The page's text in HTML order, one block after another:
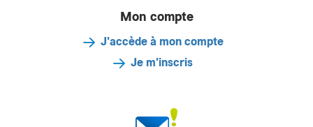
Mon compte
J'accède à mon compte
Je m'inscris